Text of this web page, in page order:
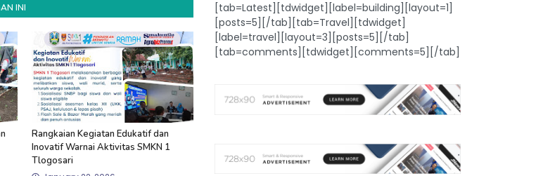
INI
Rangkaian Kegiatan Edukatif dan
Inovatif Warnai Aktivitas SMKN 1
Tlogosari
[tab=Latest][tdwidget][label=building][layout=1]
[posts=5][/tab][tab=Travel][tdwidget]
[label=travel][layout=3][posts=5][/tab]
[tab=comments][tdwidget][comments=5][/tab]